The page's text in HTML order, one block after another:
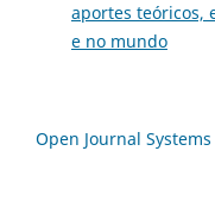
aportes teóricos,
e no mundo
Open Journal Systems